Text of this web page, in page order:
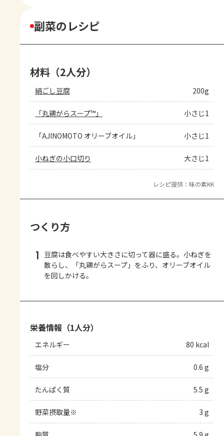
副菜のレシピ
材料（2人分）
絹ごし豆腐 200g
「丸鶏がらスープ™」 小さじ1
「AJINOMOTO オリーブオイル」 小さじ1
小ねぎの小口切り 大さじ1
レシピ提供：味の素KK
つくり方
1 豆腐は食べやすい大きさに切って器に盛る。小ねぎを
散らし、「丸鶏がらスープ」をふり、オリーブオイル
を回しかける。
栄養情報（1人分）
エネルギー 80 kcal
塩分 0.6 g
たんぱく質 5.5 g
野菜摂取量※ 3 g